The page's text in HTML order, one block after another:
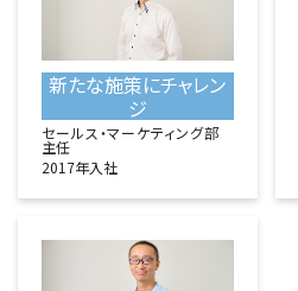
新たな施策にチャレン
ジ
セールス・マーケティング部
主任
2017年入社